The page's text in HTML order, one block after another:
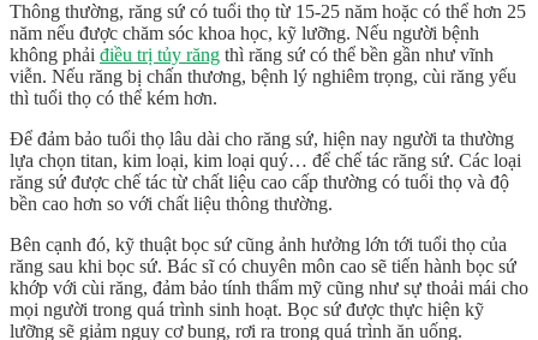
Thông thường, răng sứ có tuổi thọ từ 15-25 năm hoặc có thể hơn 25
năm nếu được chăm sóc khoa học, kỹ lưỡng. Nếu người bệnh
không phải điều trị tủy răng thì răng sứ có thể bền gần như vĩnh
viễn. Nếu răng bị chấn thương, bệnh lý nghiêm trọng, cùi răng yếu
thì tuổi thọ có thể kém hơn.
Để đảm bảo tuổi thọ lâu dài cho răng sứ, hiện nay người ta thường
lựa chọn titan, kim loại, kim loại quý… để chế tác răng sứ. Các loại
răng sứ được chế tác từ chất liệu cao cấp thường có tuổi thọ và độ
bền cao hơn so với chất liệu thông thường.
Bên cạnh đó, kỹ thuật bọc sứ cũng ảnh hưởng lớn tới tuổi thọ của
răng sau khi bọc sứ. Bác sĩ có chuyên môn cao sẽ tiến hành bọc sứ
khớp với cùi răng, đảm bảo tính thẩm mỹ cũng như sự thoải mái cho
mọi người trong quá trình sinh hoạt. Bọc sứ được thực hiện kỹ
lưỡng sẽ giảm nguy cơ bung, rơi ra trong quá trình ăn uống.